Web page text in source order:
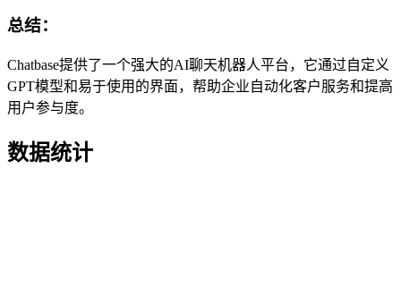
总结：
Chatbase提供了一个强大的AI聊天机器人平台，它通过自定义
GPT模型和易于使用的界面，帮助企业自动化客户服务和提高
用户参与度。
数据统计